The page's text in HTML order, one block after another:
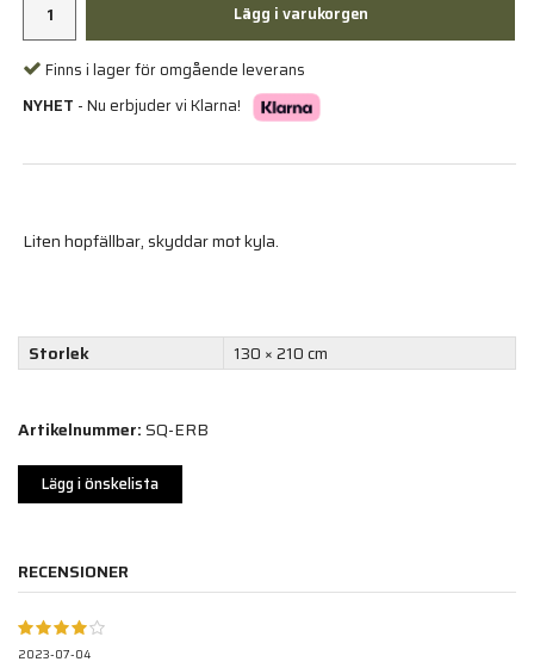
Lägg i varukorgen
Finns i lager för omgående leverans
NYHET - Nu erbjuder vi Klarna!
Liten hopfällbar, skyddar mot kyla.
Storlek 130 × 210 cm
Artikelnummer:SQ-ERB
Lägg i önskelista
RECENSIONER
2023-07-04